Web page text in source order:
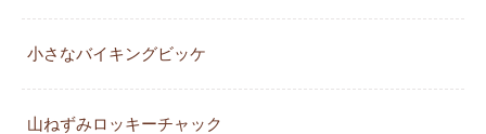
小さなバイキングビッケ
山ねずみロッキーチャック